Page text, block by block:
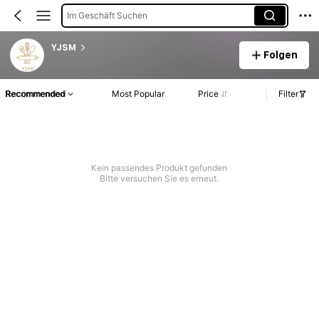
Im Geschäft Suchen
YJSM
Folgen
Recommended Most Popular Price Filter
Kein passendes Produkt gefunden
Bitte versuchen Sie es erneut.